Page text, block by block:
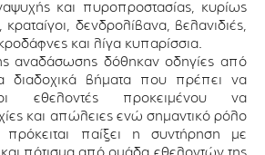
και πυροπροστασίας, κυρίως
δενδρολίβανα, βελανιδιές,
και λίγα κυπαρίσσια.
αναδάσωσης δόθηκαν οδηγίες από
διαδοχικά βήματα που πρέπει να
εθελοντές προκειμένου να
και απώλειες ενώ σημαντικό ρόλο
πρόκειται παίξει η συντήρηση με